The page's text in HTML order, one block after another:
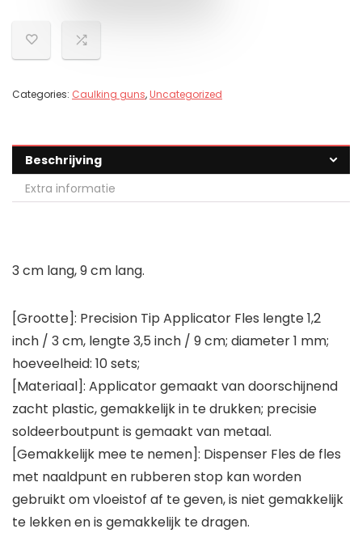
Categories: Caulking guns,Uncategorized
Beschrijving
Extra informatie
3 cm lang, 9 cm lang.
[Grootte]: Precision Tip Applicator Fles lengte 1,2
inch / 3 cm, lengte 3,5 inch / 9 cm; diameter 1 mm;
hoeveelheid: 10 sets;
[Materiaal]: Applicator gemaakt van doorschijnend
zacht plastic, gemakkelijk in te drukken; precisie
soldeerboutpunt is gemaakt van metaal.
[Gemakkelijk mee te nemen]: Dispenser Fles de fles
met naaldpunt en rubberen stop kan worden
gebruikt om vloeistof af te geven, is niet gemakkelijk
te lekken en is gemakkelijk te dragen.